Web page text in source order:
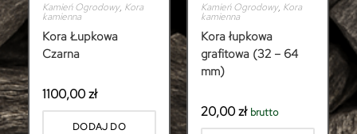
Kamień Ogrodowy, Kora
kamienna
Kora Łupkowa
Czarna
1100,00zł
DODAJ DO
Kamień Ogrodowy, Kora
kamienna
Kora łupkowa
grafitowa (32 – 64
mm)
20,00zł brutto